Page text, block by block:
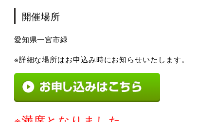
開催場所
愛知県一宮市緑
※詳細な場所はお申込み時にお知らせいたします。